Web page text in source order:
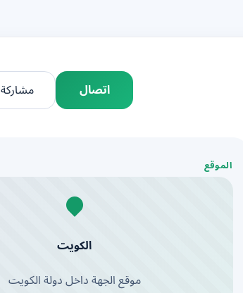
اتصال مشاركة
الموقع
الكويت
موقع الجهة داخل دولة الكويت